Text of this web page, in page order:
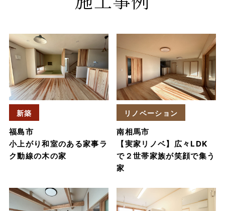
新築
福島市
小上がり和室のある家事ラ
ク動線の木の家
リノベーション
南相馬市
【実家リノベ】広々LDK
で２世帯家族が笑顔で集う
家